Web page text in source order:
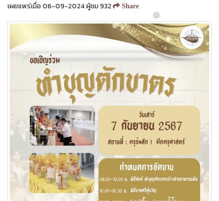
เผยแพร่เมื่อ 06-09-2024 ผู้ชม 932
Share